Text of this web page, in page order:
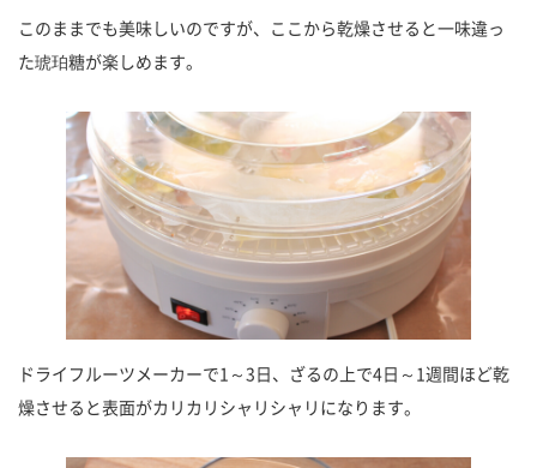
このままでも美味しいのですが、ここから乾燥させると一味違っ
た琥珀糖が楽しめます。
ドライフルーツメーカーで1～3日、ざるの上で4日～1週間ほど乾
燥させると表面がカリカリシャリシャリになります。